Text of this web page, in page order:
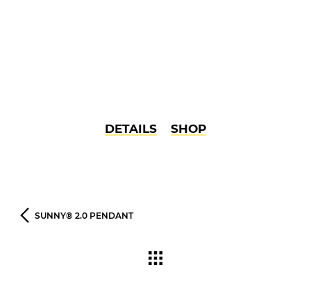
DETAILS SHOP
SUNNY® 2.0 PENDANT